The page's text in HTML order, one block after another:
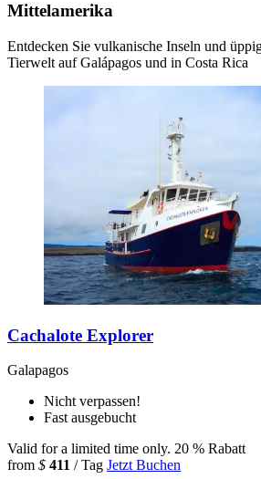
Mittelamerika
Entdecken Sie vulkanische Inseln und
Tierwelt auf Galápagos und in Costa Rica
Cachalote Explorer
Galapagos
Nicht verpassen!
Fast ausgebucht
Valid for a limited time only. 20 % Rabatt
from $ 411 / Tag Jetzt Buchen